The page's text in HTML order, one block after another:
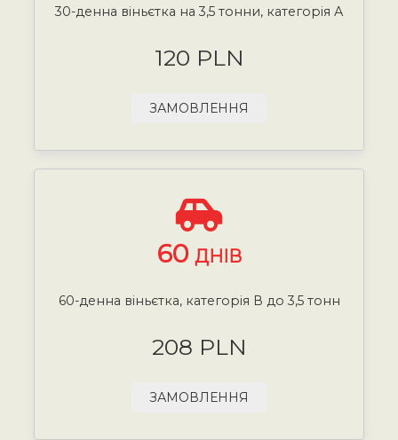
30-денна віньєтка на 3,5 тонни, категорія А
120 PLN
ЗАМОВЛЕННЯ
60 ДНІВ
60-денна віньєтка, категорія В до 3,5 тонн
208 PLN
ЗАМОВЛЕННЯ